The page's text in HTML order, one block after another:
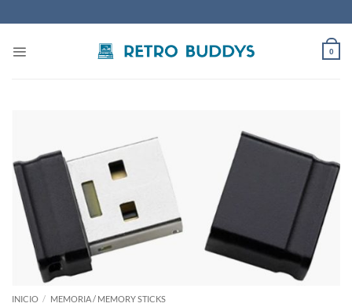
al
0
INICIO / MEMORIA / MEMORY STICKS